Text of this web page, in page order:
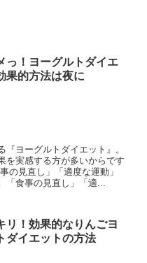
っ！ヨーグルトダイエ
果的方法は夜に
ヨーグルトダイエット』。
を実感する方が多いからです
の見直し」「適度な運動」
「食事の見直し」「適...
リ！効果的なりんごヨ
ダイエットの方法